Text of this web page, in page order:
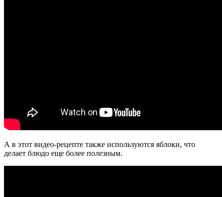
А в этот видео-рецепте также используются яблоки, что
делает блюдо еще более полезным.